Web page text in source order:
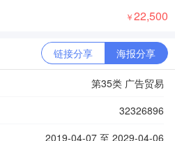
￥22,500
链接分享 海报分享
第35类 广告贸易
32326896
2019-04-07 至 2029-04-06